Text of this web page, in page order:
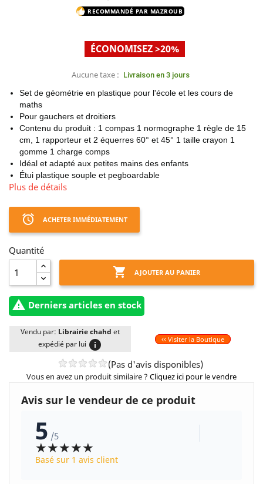
thumb_up RECOMMANDÉ PAR MAZROUB
ÉCONOMISEZ >20%
Aucune taxe : Livraison en 3 jours
Set de géométrie en plastique pour l'école et les cours de
maths
Pour gauchers et droitiers
Contenu du produit : 1 compas 1 normographe 1 règle de 15
cm, 1 rapporteur et 2 équerres 60° et 45° 1 taille crayon 1
gomme 1 charge comps
Idéal et adapté aux petites mains des enfants
Étui plastique souple et pegboardable
Plus de détails
access_alarm ACHETER IMMÉDIATEMENT
Quantité
 AJOUTER AU PANIER
 Derniers articles en stock
Vendu par: Librairie chahd et
expédié par lui info Visiter la Boutique
(Pas d'avis disponibles)
Vous en avez un produit similaire ? Cliquez ici pour le vendre
Avis sur le vendeur de ce produit
5 /5
★★★★★
Basé sur 1 avis client